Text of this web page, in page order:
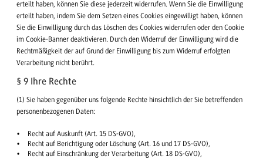
erteilt haben, können Sie diese jederzeit widerrufen. Wenn Sie die Einwilligung
erteilt haben, indem Sie dem Setzen eines Cookies eingewilligt haben, können
Sie die Einwilligung durch das Löschen des Cookies widerrufen oder den Cookie
im Cookie-Banner deaktivieren. Durch den Widerruf der Einwilligung wird die
Rechtmäßigkeit der auf Grund der Einwilligung bis zum Widerruf erfolgten
Verarbeitung nicht berührt.
§ 9 Ihre Rechte
(1) Sie haben gegenüber uns folgende Rechte hinsichtlich der Sie betreffenden
personenbezogenen Daten:
Recht auf Auskunft (Art. 15 DS-GVO),
Recht auf Berichtigung oder Löschung (Art. 16 und 17 DS-GVO),
Recht auf Einschränkung der Verarbeitung (Art. 18 DS-GVO),